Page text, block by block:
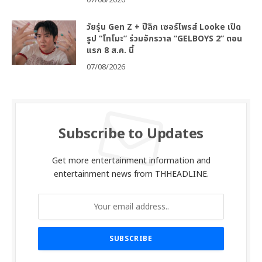
วัยรุ่น Gen Z + ปีลึก เซอร์ไพรส์ Looke เปิด
รูป “โทโมะ” ร่วมจักรวาล “GELBOYS 2” ตอน
แรก 8 ส.ค. นี้
07/08/2026
Subscribe to Updates
Get more entertainment information and
entertainment news from THHEADLINE.